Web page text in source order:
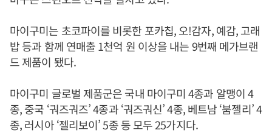
마이구미는 초코파이를 비롯한 포카칩, 오!감자, 예감, 고래
밥 등과 함께 연매출 1천억 원 이상을 내는 9번째 메가브랜
드 제품이 됐다.
마이구미 글로벌 제품군은 국내 마이구미 4종과 알맹이 4
종, 중국 ‘궈즈궈즈’ 4종과 ‘궈즈궈신’ 4종, 베트남 ‘붐젤리’ 4
종, 러시아 ‘젤리보이’ 5종 등 모두 25가지다.